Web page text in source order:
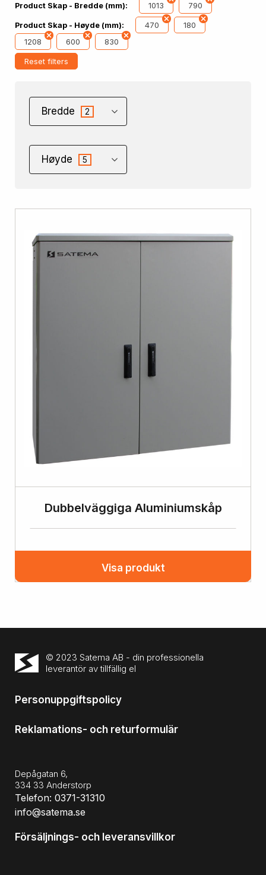
Product Skap - Bredde (mm): 1013 790
Product Skap - Høyde (mm): 470
180
1208
600 830
Reset filters
Bredde 2
Høyde 5
Dubbelväggiga Aluminiumskåp
Visa produkt
© 2023 Satema AB - din professionella
leverantör av tillfällig el
Personuppgiftspolicy
Reklamations- och returformulär
Depågatan 6,
334 33 Anderstorp
Telefon: 0371-31310
info@satema.se
Försäljnings- och leveransvillkor